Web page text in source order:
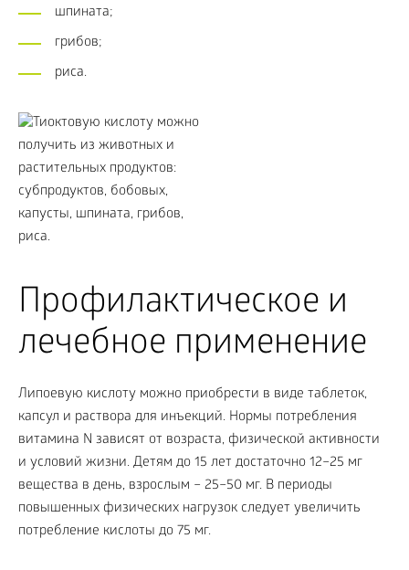
шпината;
грибов;
риса.
Профилактическое и
лечебное применение
Липоевую кислоту можно приобрести в виде таблеток,
капсул и раствора для инъекций. Нормы потребления
витамина N зависят от возраста, физической активности
и условий жизни. Детям до 15 лет достаточно 12–25 мг
вещества в день, взрослым – 25–50 мг. В периоды
повышенных физических нагрузок следует увеличить
потребление кислоты до 75 мг.